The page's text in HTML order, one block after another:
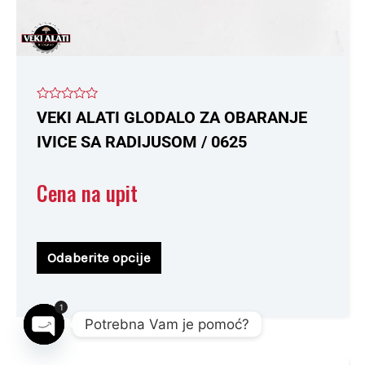
Ocenjeno
sa
0
od
VEKI ALATI GLODALO ZA OBARANJE
IVICE SA RADIJUSOM / 0625
Cena na upit
Odaberite opcije
Potrebna Vam je pomoć?
1